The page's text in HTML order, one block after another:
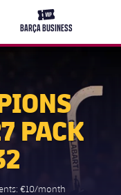
ticket-vip
BARÇA BUSINESS
PACK
€10/month